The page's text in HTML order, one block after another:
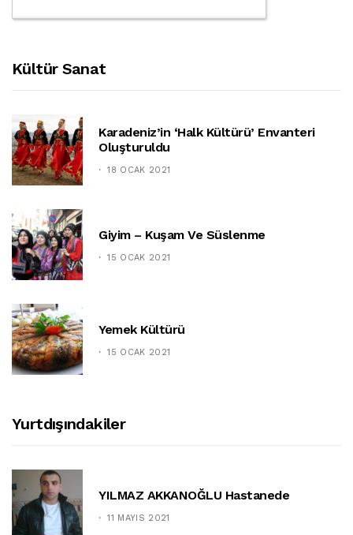
Kültür Sanat
Karadeniz’in ‘halk Kültürü’ Envanteri
Oluşturuldu
18 OCAK 2021
Giyim – Kuşam Ve Süslenme
15 OCAK 2021
Yemek Kültürü
15 OCAK 2021
Yurtdışındakiler
YILMAZ AKKANOĞLU Hastanede
11 MAYIS 2021